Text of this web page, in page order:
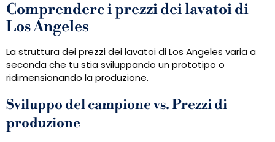
Comprendere i prezzi dei lavatoi di
Los Angeles
La struttura dei prezzi dei lavatoi di Los Angeles varia a
seconda che tu stia sviluppando un prototipo o
ridimensionando la produzione.
Sviluppo del campione vs. Prezzi di
produzione